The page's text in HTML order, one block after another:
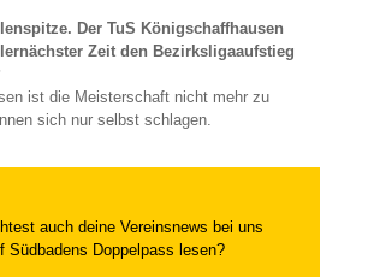
Der TuS Königschaffhausen
Zeit den Bezirksligaaufstieg
ist die Meisterschaft nicht mehr zu
sich nur selbst schlagen.
auch deine Vereinsnews bei uns
Südbadens Doppelpass lesen?